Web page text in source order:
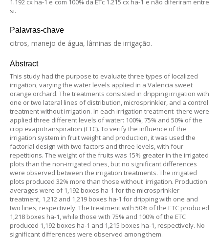
1.192 cx ha-1 e com 100% da ETc 1.215 cx ha-1 e não diferiram entre
si.
Palavras-chave
citros, manejo de água, lâminas de irrigação.
Abstract
This study had the purpose to evaluate three types of localized
irrigation, varying the water levels applied in a Valencia sweet
orange orchard. The treatments consisted in dripping irrigation with
one or two lateral lines of distribution, microsprinkler, and a control
treatment without irrigation. In each irrigation treatment there were
applied three different levels of water: 100%, 75% and 50% of the
crop evapotranspiration (ETC). To verify the influence of the
irrigation system in fruit weight and production, it was used the
factorial design with two factors and three levels, with four
repetitions. The weight of the fruits was 15% greater in the irrigated
plots than the non-irrigated ones, but no significant differences
were observed between the irrigation treatments. The irrigated
plots produced 32% more than those without irrigation. Production
averages were of 1,192 boxes ha-1 for the microsprinkler
treatment, 1,212 and 1,219 boxes ha-1 for dripping with one and
two lines, respectively. The treatment with 50% of the ETC produced
1,218 boxes ha-1, while those with 75% and 100% of the ETC
produced 1,192 boxes ha-1 and 1,215 boxes ha-1, respectively. No
significant differences were observed among them.